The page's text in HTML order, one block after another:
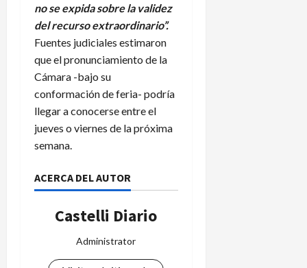
no se expida sobre la validez
del recurso extraordinario”.
Fuentes judiciales estimaron
que el pronunciamiento de la
Cámara -bajo su
conformación de feria- podría
llegar a conocerse entre el
jueves o viernes de la próxima
semana.
ACERCA DEL AUTOR
Castelli Diario
Administrator